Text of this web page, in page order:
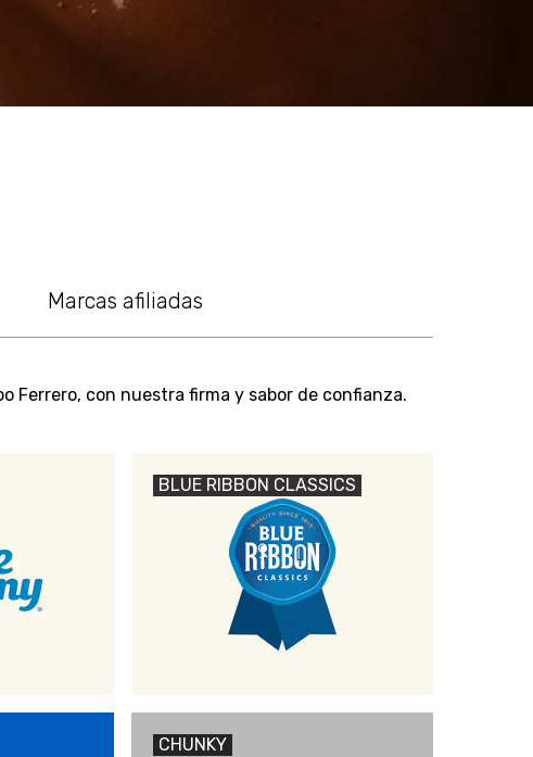
Marcas afiliadas
Ferrero, con nuestra firma y sabor de confianza.
BLUE RIBBON CLASSICS
CHUNKY